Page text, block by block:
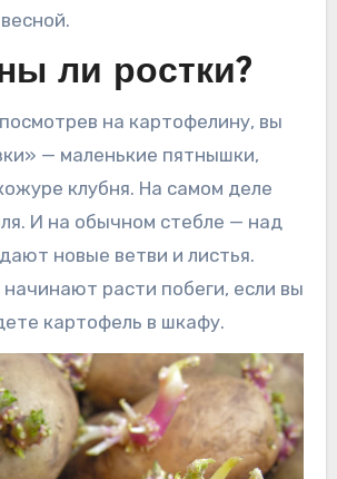
ли ростки?
на картофелину, вы
— маленькие пятнышки,
клубня. На самом деле
И на обычном стебле — над
новые ветви и листья.
расти побеги, если вы
картофель в шкафу.